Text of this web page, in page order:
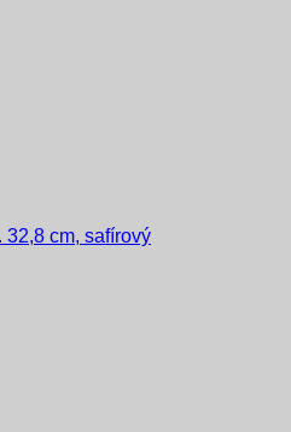
32,8 cm, safírový